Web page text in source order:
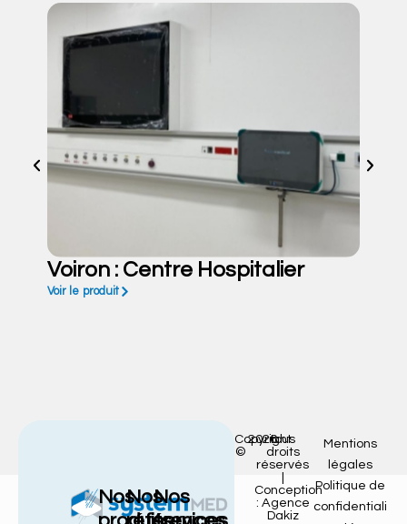
Voiron : Centre Hospitalier
Voir le produit
NosNosNos
Copyright
©
2026tous
droits
réservés
Conception
: Agence
Dakiz
Mentions
légales
Politique de
confidentiali